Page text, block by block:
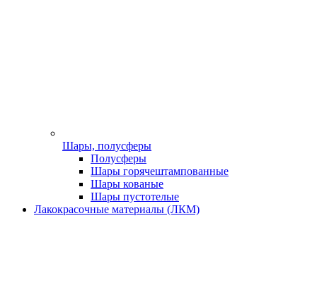
Шары, полусферы
Полусферы
Шары горячештампованные
Шары кованые
Шары пустотелые
Лакокрасочные материалы (ЛКМ)